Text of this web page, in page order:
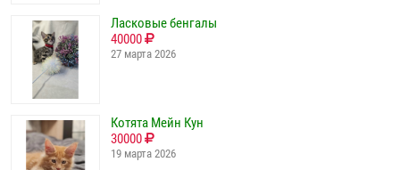
Ласковые бенгалы
40000
27 марта 2026
Котята Мейн Кун
30000
19 марта 2026